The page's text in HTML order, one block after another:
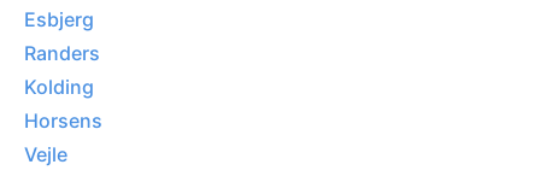
Esbjerg
Randers
Kolding
Horsens
Vejle